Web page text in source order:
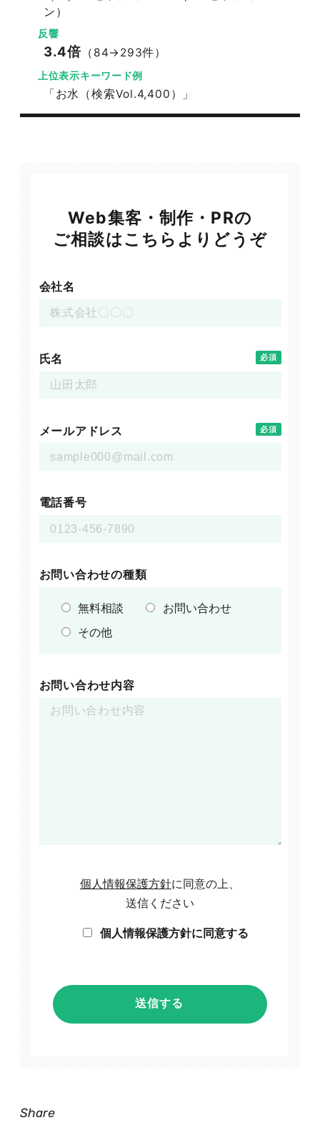
ン）
反響
3.4倍 （84→293件）
上位表示キーワード例
「お水（検索Vol.4,400）」
Web集客・制作・PRの
ご相談はこちらよりどうぞ
会社名
氏名 必須
メールアドレス 必須
電話番号
お問い合わせの種類
無料相談
お問い合わせ
その他
お問い合わせ内容
個人情報保護方針に同意の上、
送信ください
個人情報保護方針に同意する
Share